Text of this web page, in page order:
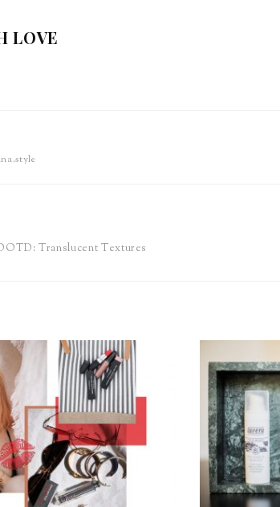
LOVE
Translucent Textures